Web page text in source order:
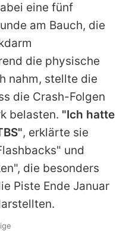
Richtlinien
eine fünf
am Bauch, die
die physische
nahm, stellte die
die Crash-Folgen
belasten. "Ich hatte
, erklärte sie
und
die besonders
Piste Ende Januar